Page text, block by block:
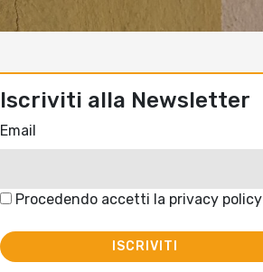
Iscriviti alla Newsletter
Email
Procedendo accetti la privacy policy